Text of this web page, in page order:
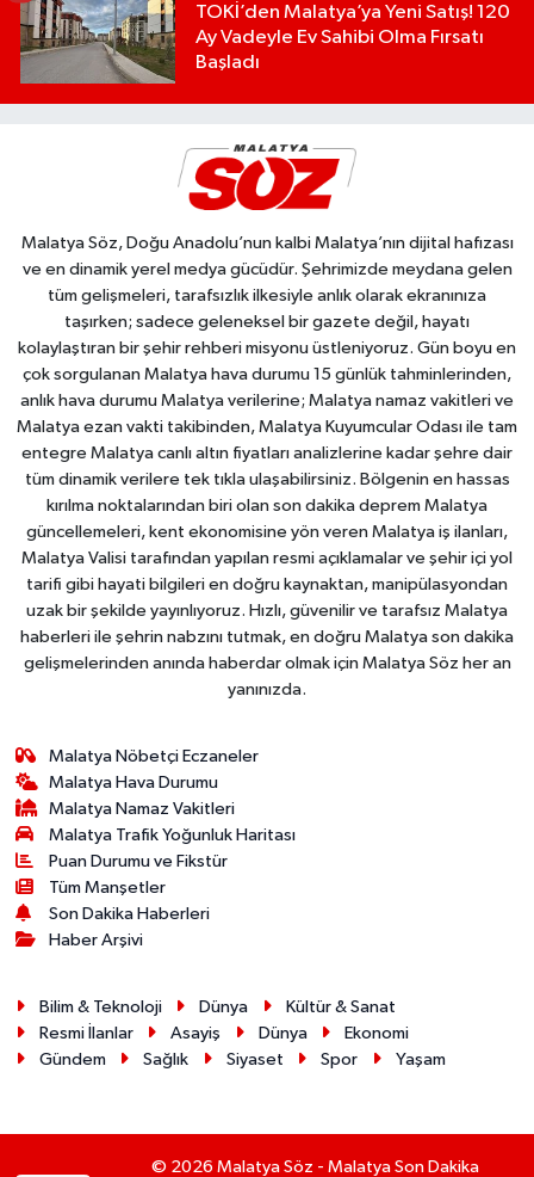
TOKİ’den Malatya’ya Yeni Satış! 120
Ay Vadeyle Ev Sahibi Olma Fırsatı
Başladı
Malatya Söz, Doğu Anadolu’nun kalbi Malatya’nın dijital hafızası
ve en dinamik yerel medya gücüdür. Şehrimizde meydana gelen
tüm gelişmeleri, tarafsızlık ilkesiyle anlık olarak ekranınıza
taşırken; sadece geleneksel bir gazete değil, hayatı
kolaylaştıran bir şehir rehberi misyonu üstleniyoruz. Gün boyu en
çok sorgulanan Malatya hava durumu 15 günlük tahminlerinden,
anlık hava durumu Malatya verilerine; Malatya namaz vakitleri ve
Malatya ezan vakti takibinden, Malatya Kuyumcular Odası ile tam
entegre Malatya canlı altın fiyatları analizlerine kadar şehre dair
tüm dinamik verilere tek tıkla ulaşabilirsiniz. Bölgenin en hassas
kırılma noktalarından biri olan son dakika deprem Malatya
güncellemeleri, kent ekonomisine yön veren Malatya iş ilanları,
Malatya Valisi tarafından yapılan resmi açıklamalar ve şehir içi yol
tarifi gibi hayati bilgileri en doğru kaynaktan, manipülasyondan
uzak bir şekilde yayınlıyoruz. Hızlı, güvenilir ve tarafsız Malatya
haberleri ile şehrin nabzını tutmak, en doğru Malatya son dakika
gelişmelerinden anında haberdar olmak için Malatya Söz her an
yanınızda.
Malatya Nöbetçi Eczaneler
Malatya Hava Durumu
Malatya Namaz Vakitleri
Malatya Trafik Yoğunluk Haritası
Puan Durumu ve Fikstür
Tüm Manşetler
Son Dakika Haberleri
Haber Arşivi
Bilim & Teknoloji Dünya
Kültür & Sanat
Resmi İlanlar
Asayiş Dünya
Ekonomi
Gündem
Sağlık Siyaset Spor Yaşam
© 2026 Malatya Söz - Malatya Son Dakika